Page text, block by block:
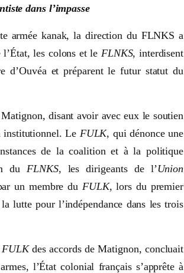
dans l’impasse
armée kanak, la direction du FLNKS a
les colons et le FLNKS, interdisent
d’Ouvéa et préparent le futur statut du
disant avoir avec eux le soutien
institutionnel. Le FULK, qui dénonce une
de la coalition et à la politique
du FLNKS, les dirigeants de l’Union
un membre du FULK, lors du premier
lutte pour l’indépendance dans les trois
FULKdes accords de Matignon, concluait
l’État colonial français s’apprête à